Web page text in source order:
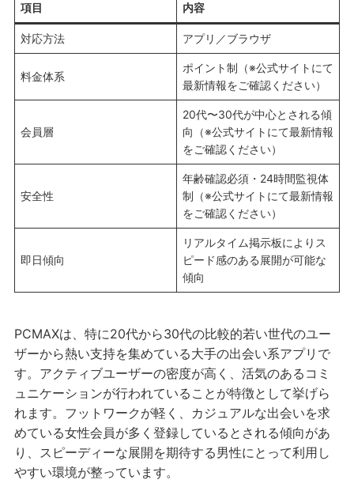
項目 内容
対応方法 アプリ／ブラウザ
料金体系
ポイント制（※公式サイトにて
最新情報をご確認ください）
会員層
20代〜30代が中心とされる傾
向（※公式サイトにて最新情報
をご確認ください）
安全性
年齢確認必須・24時間監視体
制（※公式サイトにて最新情報
をご確認ください）
即日傾向
リアルタイム掲示板によりス
ピード感のある展開が可能な
傾向
PCMAXは、特に20代から30代の比較的若い世代のユー
ザーから熱い支持を集めている大手の出会い系アプリで
す。アクティブユーザーの密度が高く、活気のあるコミ
ュニケーションが行われていることが特徴として挙げら
れます。フットワークが軽く、カジュアルな出会いを求
めている女性会員が多く登録しているとされる傾向があ
り、スピーディーな展開を期待する男性にとって利用し
やすい環境が整っています。